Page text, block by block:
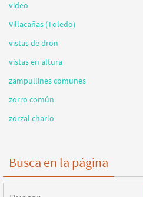
video
Villacañas (Toledo)
vistas de dron
vistas en altura
zampullines comunes
zorro común
zorzal charlo
Busca en la página